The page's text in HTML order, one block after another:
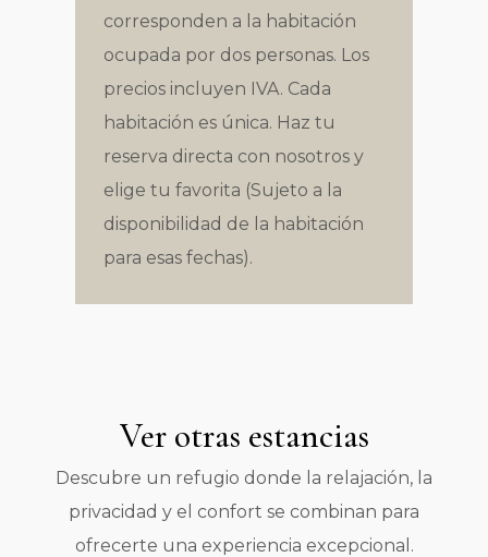
corresponden a la habitación
ocupada por dos personas. Los
precios incluyen IVA. Cada
habitación es única. Haz tu
reserva directa con nosotros y
elige tu favorita (Sujeto a la
disponibilidad de la habitación
para esas fechas).
Ver otras estancias
Descubre un refugio donde la relajación, la
privacidad y el confort se combinan para
ofrecerte una experiencia excepcional.